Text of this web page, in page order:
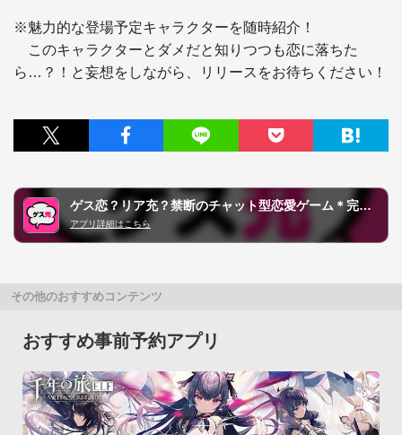
※魅力的な登場予定キャラクターを随時紹介！
このキャラクターとダメだと知りつつも恋に落ちた
ら…？！と妄想をしながら、リリースをお待ちください！
ゲス恋？リア充？禁断のチャット型恋愛ゲーム＊完全無料ゲーム
アプリ詳細はこちら
その他のおすすめコンテンツ
おすすめ事前予約アプリ